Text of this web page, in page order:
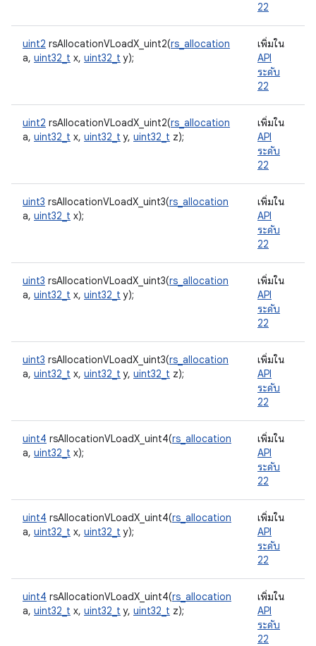
22
uint2 rsAllocationVLoadX_uint2(rs_allocation
a, uint32_t x, uint32_t y);
เพิ่มใน
API
ระดับ
22
uint2 rsAllocationVLoadX_uint2(rs_allocation
a, uint32_t x, uint32_t y, uint32_t z);
เพิ่มใน
API
ระดับ
22
uint3 rsAllocationVLoadX_uint3(rs_allocation
a, uint32_t x);
เพิ่มใน
API
ระดับ
22
uint3 rsAllocationVLoadX_uint3(rs_allocation
a, uint32_t x, uint32_t y);
เพิ่มใน
API
ระดับ
22
uint3 rsAllocationVLoadX_uint3(rs_allocation
a, uint32_t x, uint32_t y, uint32_t z);
เพิ่มใน
API
ระดับ
22
uint4 rsAllocationVLoadX_uint4(rs_allocation
a, uint32_t x);
เพิ่มใน
API
ระดับ
22
uint4 rsAllocationVLoadX_uint4(rs_allocation
a, uint32_t x, uint32_t y);
เพิ่มใน
API
ระดับ
22
uint4 rsAllocationVLoadX_uint4(rs_allocation
a, uint32_t x, uint32_t y, uint32_t z);
เพิ่มใน
API
ระดับ
22